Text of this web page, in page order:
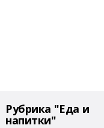
Рубрика "Еда и
напитки"